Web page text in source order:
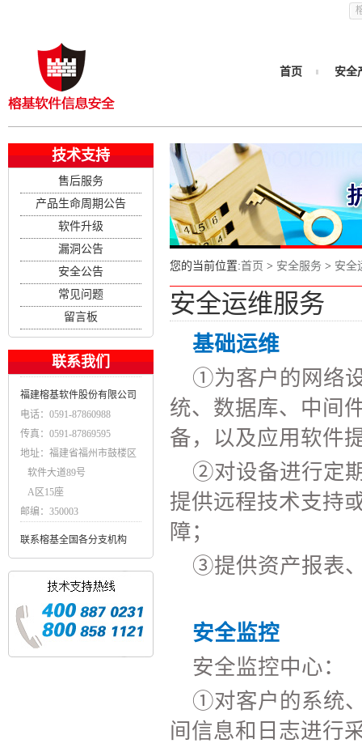
首页 安全
技术支持
售后服务
产品生命周期公告
软件升级
漏洞公告
安全公告
常见问题
留言板
联系我们
福建榕基软件股份有限公司
电话：0591-87860988
传真：0591-87869595
地址：福建省福州市鼓楼区
软件大道89号
A区15座
邮编：350003
联系榕基全国各分支机构
您的当前位置:首页 > 安全服务 > 安全
安全运维服务
基础运维
①为客户的网络
统、数据库、中间
备，以及应用软件
②对设备进行定
提供远程技术支持
障；
③提供资产报表
安全监控
安全监控中心：
①对客户的系统
间信息和日志进行